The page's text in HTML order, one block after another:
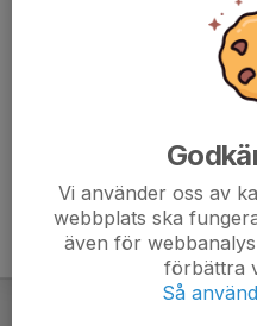
Vi använder oss av
webbplats ska
även för
förbättra
Så